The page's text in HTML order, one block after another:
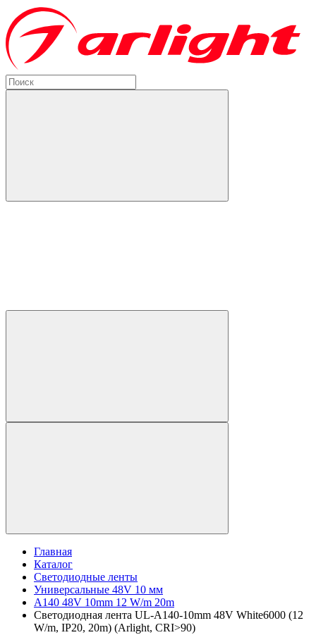
Главная
Каталог
Светодиодные ленты
Универсальные 48V 10 мм
A140 48V 10mm 12 W/m 20m
Светодиодная лента UL-A140-10mm 48V White6000 (12
W/m, IP20, 20m) (Arlight, CRI>90)